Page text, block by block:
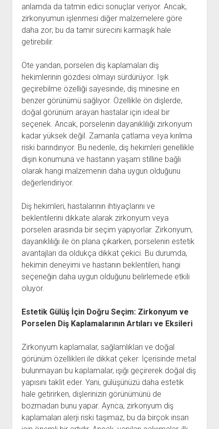
anlamda da tatmin edici sonuçlar veriyor. Ancak,
zirkonyumun işlenmesi diğer malzemelere göre
daha zor; bu da tamir sürecini karmaşık hale
getirebilir.
Öte yandan, porselen diş kaplamaları diş
hekimlerinin gözdesi olmayı sürdürüyor. Işık
geçirebilme özelliği sayesinde, diş minesine en
benzer görünümü sağlıyor. Özellikle ön dişlerde,
doğal görünüm arayan hastalar için ideal bir
seçenek. Ancak, porselenin dayanıklılığı zirkonyum
kadar yüksek değil. Zamanla çatlama veya kırılma
riski barındırıyor. Bu nedenle, diş hekimleri genellikle
dişin konumuna ve hastanın yaşam stilline bağlı
olarak hangi malzemenin daha uygun olduğunu
değerlendiriyor.
Diş hekimleri, hastalarının ihtiyaçlarını ve
beklentilerini dikkate alarak zirkonyum veya
porselen arasında bir seçim yapıyorlar. Zirkonyum,
dayanıklılığı ile ön plana çıkarken, porselenin estetik
avantajları da oldukça dikkat çekici. Bu durumda,
hekimin deneyimi ve hastanın beklentileri, hangi
seçeneğin daha uygun olduğunu belirlemede etkili
oluyor.
Estetik Gülüş İçin Doğru Seçim: Zirkonyum ve
Porselen Diş Kaplamalarının Artıları ve Eksileri
Zirkonyum kaplamalar, sağlamlıkları ve doğal
görünüm özellikleri ile dikkat çeker. İçerisinde metal
bulunmayan bu kaplamalar, ışığı geçirerek doğal diş
yapısını taklit eder. Yani, gülüşünüzü daha estetik
hale getirirken, dişlerinizin görünümünü de
bozmadan bunu yapar. Ayrıca, zirkonyum diş
kaplamaları alerji riski taşımaz, bu da birçok insan